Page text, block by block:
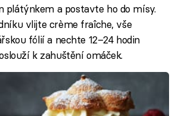
plátýnkem a postavte ho do mísy.
vlijte crème fraîche, vše
fólií a nechte 12–24 hodin
k zahuštění omáček.